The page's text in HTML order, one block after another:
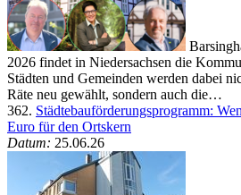
2026 findet in Niedersachsen die
Städten und Gemeinden werden dabei
Räte neu gewählt, sondern auch die…
362. Städtebauförderungsprogramm:
Euro für den Ortskern
Datum: 25.06.26